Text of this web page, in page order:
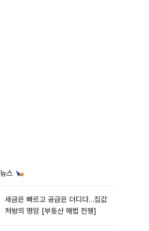
스
세금은 빠르고 공급은 더디다…집값
처방의 명암 [부동산 해법 전쟁]